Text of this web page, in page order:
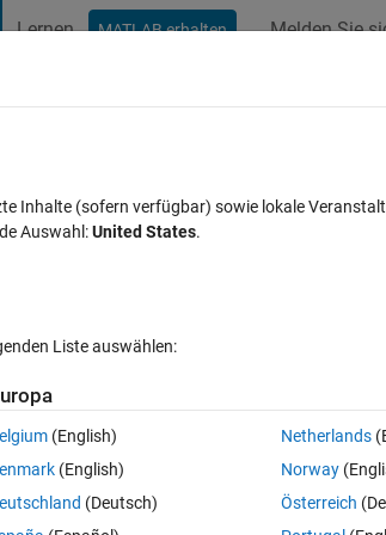
Lernen MATLAB erhalten Melden Sie
cell arrays
In MATLAB Online
the below command to find any variable from
Inhalte (sofern verfügbar) sowie lokale
Auswahl:United States.
Liste auswählen:
(English)
(English)
(Deutsch)
Netherlands
Norway
Österreich